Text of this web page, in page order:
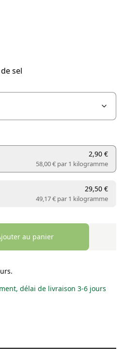
sel
2,90 €
58,00 € par 1 kilogramme
29,50 €
49,17 € par 1 kilogramme
au panier
délai de livraison 3-6 jours